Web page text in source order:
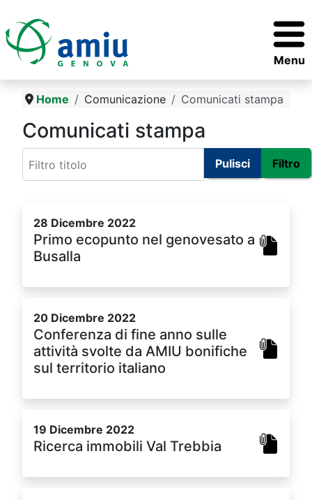
Menu
Home Comunicazione Comunicati stampa
Comunicati stampa
Pulisci Filtro
28 Dicembre 2022
Primo ecopunto nel genovesato a
Busalla
20 Dicembre 2022
Conferenza di fine anno sulle
attività svolte da AMIU bonifiche
sul territorio italiano
19 Dicembre 2022
Ricerca immobili Val Trebbia